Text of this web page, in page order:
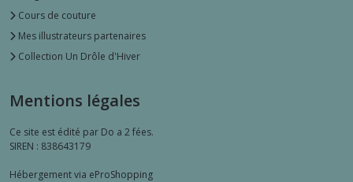
Cours de couture
Mes illustrateurs partenaires
Collection Un Drôle d'Hiver
Mentions légales
Ce site est édité par Do a 2 fées.
SIREN : 838643179
Hébergement via eProShopping